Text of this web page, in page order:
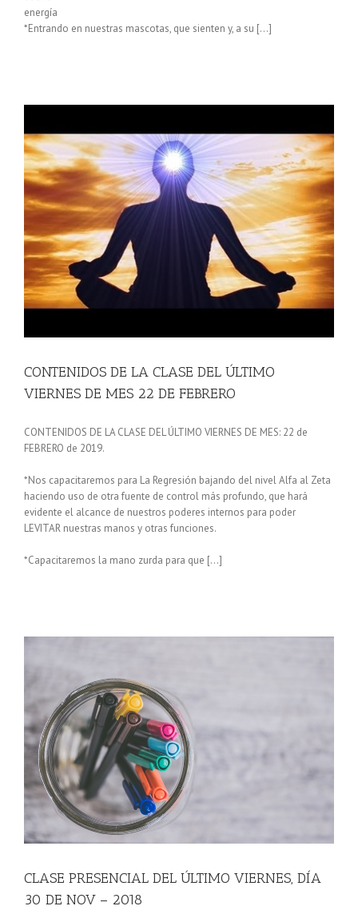
energía
*Entrando en nuestras mascotas, que sienten y, a su […]
CONTENIDOS DE LA CLASE DEL ÚLTIMO
VIERNES DE MES 22 DE FEBRERO
CONTENIDOS DE LA CLASE DEL ÚLTIMO VIERNES DE MES: 22 de
FEBRERO de 2019.
*Nos capacitaremos para La Regresión bajando del nivel Alfa al Zeta
haciendo uso de otra fuente de control más profundo, que hará
evidente el alcance de nuestros poderes internos para poder
LEVITAR nuestras manos y otras funciones.
*Capacitaremos la mano zurda para que […]
CLASE PRESENCIAL DEL ÚLTIMO VIERNES, DÍA
30 DE NOV – 2018